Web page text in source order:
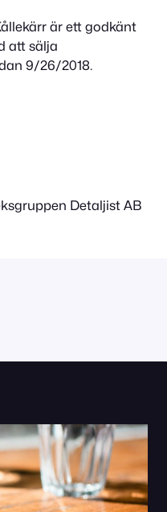
är ett godkänt
att sälja
9/26/2018.
Detaljist AB